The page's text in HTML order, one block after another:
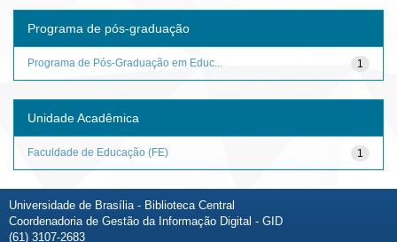
Programa de pós-graduação
1
Programa de Pós-Graduação em Educ...
Unidade Acadêmica
1
Faculdade de Educação (FE)
Universidade de Brasília - Biblioteca Central
Coordenadoria de Gestão da Informação Digital - GID
(61) 3107-2683